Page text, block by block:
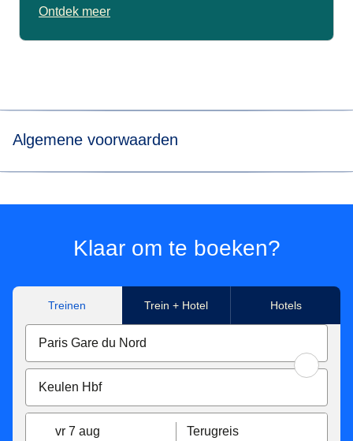
Ontdek meer
Algemene voorwaarden
Hbf, Koeln Hbf, Düsseldorf Hbf, Düsseldorf Airport,
Duisburg Hbf, Essen Hbf, Dortmund Hbf. Onder
**Tickets beschikbaar voor reizen in Eurostar Standard,
Eurostar Plus en Eurostar Premier, gemaakt met Eurostar
van/naar Paris Nord, Marne-La-Vallée Chessy, Paris
Charles de Gaulle Airport, Aachen Hbf, Koeln Hbf,
Düsseldorf Hbf, Düsseldorf Airport, Duisburg Hbf, Essen
Hbf, Dortmund Hbf. Afhankelijk van beschikbaarheid.
Eurostar Standard en Eurostar Plus tarief tickets zijn:
Klaar om te boeken?
Treinen Trein + Hotel Hotels
vr 7 aug Terugreis